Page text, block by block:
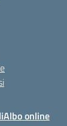
Albo online